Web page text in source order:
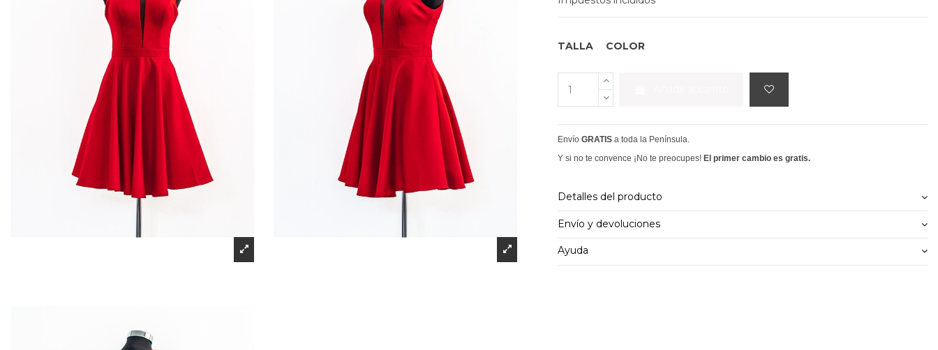
TALLA COLOR
Envío GRATIS a toda la Península.
Y si no te convence ¡No te preocupes! El primer cambio es gratis.
Detalles del producto
Envío y devoluciones
Ayuda